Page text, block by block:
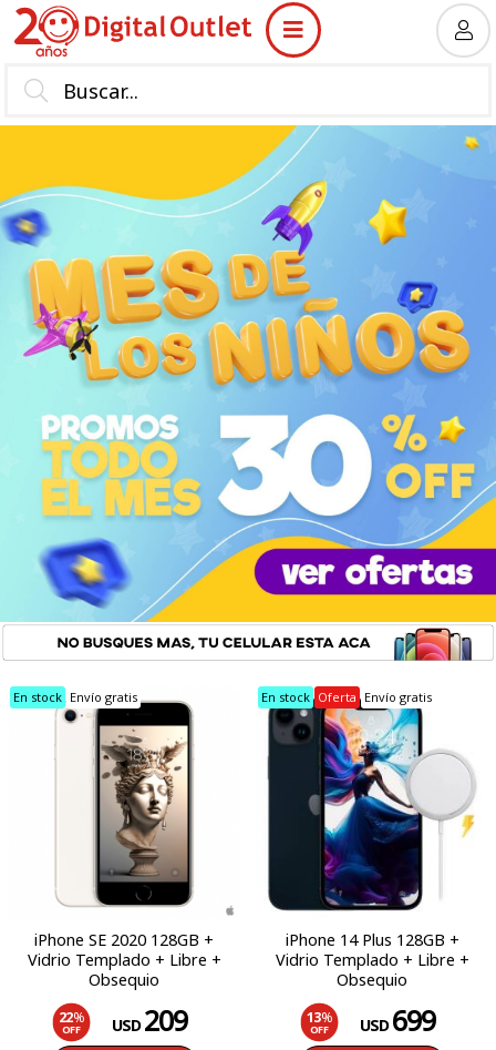
MI COMPRA
En stock Envío gratis
iPhone SE 2020 128GB +
Vidrio Templado + Libre +
Obsequio
22%
OFF USD 209
En stock Oferta Envío gratis
iPhone 14 Plus 128GB +
Vidrio Templado + Libre +
Obsequio
13%
OFF USD 699